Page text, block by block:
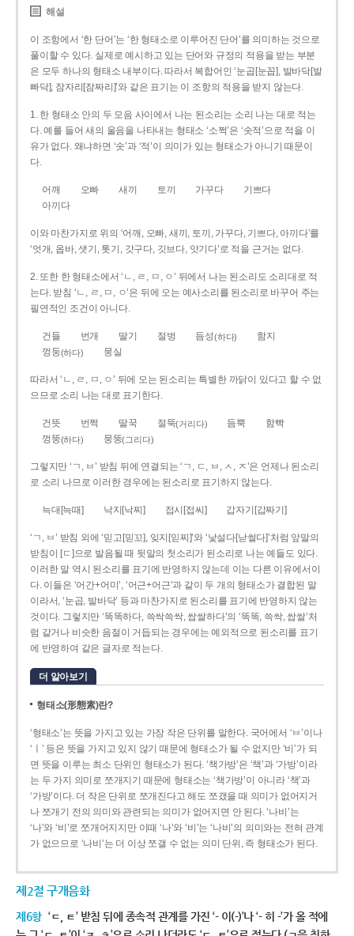
해설
이 조항에서 ‘한 단어’는 ‘한 형태소로 이루어진 단어’를 의미하는 것으로
풀이할 수 있다. 실제로 예시하고 있는 단어와 규정의 적용을 받는 부분
은 모두 하나의 형태소 내부이다. 따라서 복합어인 ‘눈곱[눈꼽], 발바닥[발
빠닥], 잠자리[잠짜리]’와 같은 표기는 이 조항의 적용을 받지 않는다.
1. 한 형태소 안의 두 모음 사이에서 나는 된소리는 소리 나는 대로 적는
다. 예를 들어 새의 울음을 나타내는 형태소 ‘소쩍’은 ‘솟적’으로 적을 이
유가 없다. 왜냐하면 ‘솟’과 ‘적’이 의미가 있는 형태소가 아니기 때문이
다.
어깨 오빠 새끼 토끼 가꾸다
기쁘다
아끼다
이와 마찬가지로 위의 ‘어깨, 오빠, 새끼, 토끼, 가꾸다, 기쁘다, 아끼다’를
‘엇개, 옵바, 샛기, 톳기, 갓구다, 깃브다, 앗기다’로 적을 근거는 없다.
2. 또한 한 형태소에서 ‘ㄴ, ㄹ, ㅁ, ㅇ’ 뒤에서 나는 된소리도 소리대로 적
는다. 받침 ‘ㄴ, ㄹ, ㅁ, ㅇ’은 뒤에 오는 예사소리를 된소리로 바꾸어 주는
필연적인 조건이 아니다.
건들 번개 딸기 절벙 듬성(하다)
함지
껑둥(하다) 뭉실
따라서 ‘ㄴ, ㄹ, ㅁ, ㅇ’ 뒤에 오는 된소리는 특별한 까닭이 있다고 할 수 없
으므로 소리 나는 대로 표기한다.
건뜻 번쩍 딸꾹 절뚝(거리다) 듬뿍
함빡
껑뚱(하다) 뭉뚱(그리다)
그렇지만 ‘ㄱ, ㅂ’ 받침 뒤에 연결되는 ‘ㄱ, ㄷ, ㅂ, ㅅ, ㅈ’은 언제나 된소리
로 소리 나므로 이러한 경우에는 된소리로 표기하지 않는다.
늑대[늑때] 낙지[낙찌] 접시[접씨] 갑자기[갑짜기]
‘ㄱ, ㅂ’ 받침 외에 ‘믿고[믿꼬], 잊지[읻찌]’와 ‘낯설다[낟썰다]’처럼 앞말의
받침이 [ㄷ]으로 발음될 때 뒷말의 첫소리가 된소리로 나는 예들도 있다.
이러한 말 역시 된소리를 표기에 반영하지 않는데 이는 다른 이유에서이
다. 이들은 ‘어간+어미’, ‘어근+어근’과 같이 두 개의 형태소가 결합된 말
이라서, ‘눈곱, 발바닥’ 등과 마찬가지로 된소리를 표기에 반영하지 않는
것이다. 그렇지만 ‘똑똑하다, 쓱싹쓱싹, 쌉쌀하다’의 ‘똑똑, 쓱싹, 쌉쌀’처
럼 같거나 비슷한 음절이 거듭되는 경우에는 예외적으로 된소리를 표기
에 반영하여 같은 글자로 적는다.
더 알아보기
형태소(形態素)란?
‘형태소’는 뜻을 가지고 있는 가장 작은 단위를 말한다. 국어에서 ‘ㅂ’이나
‘ㅣ’ 등은 뜻을 가지고 있지 않기 때문에 형태소가 될 수 없지만 ‘비’가 되
면 뜻을 이루는 최소 단위인 형태소가 된다. ‘책가방’은 ‘책’과 ‘가방’이라
는 두 가지 의미로 쪼개지기 때문에 형태소는 ‘책가방’이 아니라 ‘책’과
‘가방’이다. 더 작은 단위로 쪼개진다고 해도 쪼갰을 때 의미가 없어지거
나 쪼개기 전의 의미와 관련되는 의미가 없어지면 안 된다. ‘나비’는
‘나’와 ‘비’로 쪼개어지지만 이때 ‘나’와 ‘비’는 ‘나비’의 의미와는 전혀 관계
가 없으므로 ‘나비’는 더 이상 쪼갤 수 없는 의미 단위, 즉 형태소가 된다.
제2절 구개음화
제6항 ‘ㄷ, ㅌ’ 받침 뒤에 종속적 관계를 가진 ‘- 이(-)’나 ‘- 히 -’가 올 적에